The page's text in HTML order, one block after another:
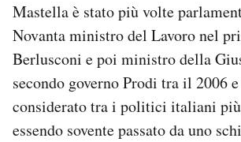
Mastella è stato più volte
Novanta ministro del Lavoro nel
Berlusconi e poi ministro della
secondo governo Prodi tra il 2006
considerato tra i politici italiani
essendo sovente passato da uno